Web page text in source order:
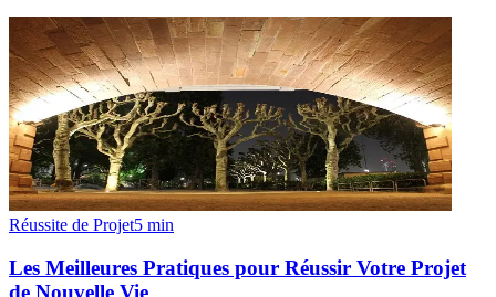
Réussite de Projet5 min
Les Meilleures Pratiques pour Réussir Votre Projet
de Nouvelle Vie